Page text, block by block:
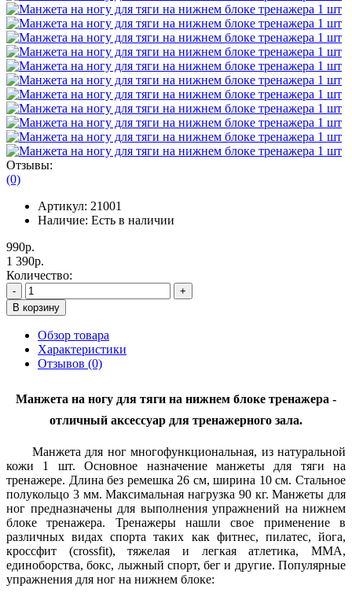
Отзывы:
(0)
Артикул: 21001
Наличие: Есть в наличии
990р.
1 390р.
Количество:
-
+
В корзину
Обзор товара
Характеристики
Отзывов (0)
Манжета на ногу для тяги на нижнем блоке тренажера -
отличный аксессуар для тренажерного зала.
Манжета для ног многофункциональная, из натуральной
кожи 1 шт. Основное назначение манжеты для тяги на
тренажере. Длина без ремешка 26 см, ширина 10 см. Стальное
полукольцо 3 мм. Максимальная нагрузка 90 кг. Манжеты для
ног предназначены для выполнения упражнений на нижнем
блоке тренажера. Тренажеры нашли свое применение в
различных видах спорта таких как фитнес, пилатес, йога,
кроссфит (crossfit), тяжелая и легкая атлетика, MMA,
единоборства, бокс, лыжный спорт, бег и другие. Популярные
упражнения для ног на нижнем блоке: